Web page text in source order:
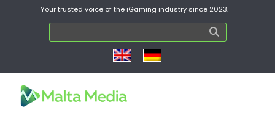
Your trusted voice of the iGaming industry since 2023.